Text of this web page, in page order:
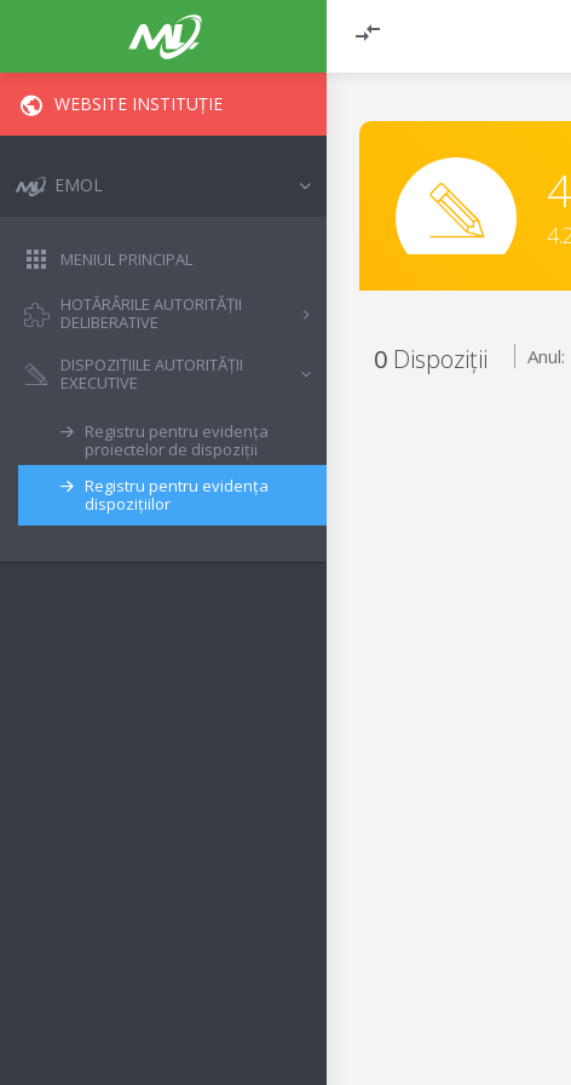
WEBSITE INSTITUȚIE
EMOL
MENIUL PRINCIPAL
HOTĂRÂRILE AUTORITĂȚII
DELIBERATIVE
DISPOZIȚIILE AUTORITĂȚII
EXECUTIVE
Registru pentru evidența
proiectelor de dispoziții
Registru pentru evidența
dispozițiilor
0 Dispoziții Anul: